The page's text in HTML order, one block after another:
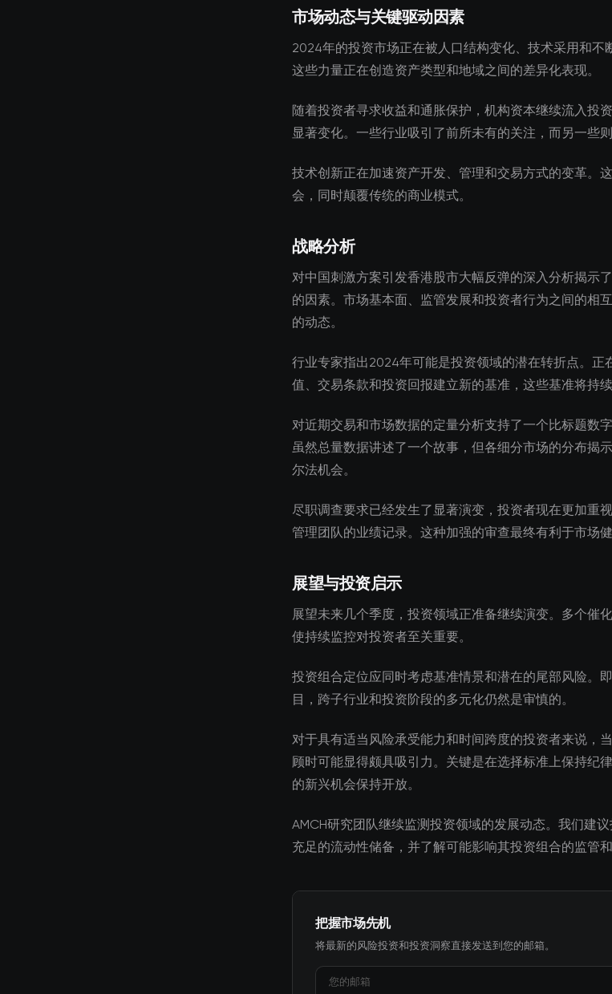
市场动态与关键驱动因素
2024年的投资市场正在被人口结构变化、技术采用和不
这些力量正在创造资产类型和地域之间的差异化表现。
随着投资者寻求收益和通胀保护，机构资本继续流入投
显著变化。一些行业吸引了前所未有的关注，而另一些
技术创新正在加速资产开发、管理和交易方式的变革。
会，同时颠覆传统的商业模式。
战略分析
对中国刺激方案引发香港股市大幅反弹的深入分析揭示
的因素。市场基本面、监管发展和投资者行为之间的相
的动态。
行业专家指出2024年可能是投资领域的潜在转折点。正
值、交易条款和投资回报建立新的基准，这些基准将持续
对近期交易和市场数据的定量分析支持了一个比标题数
虽然总量数据讲述了一个故事，但各细分市场的分布揭
尔法机会。
尽职调查要求已经发生了显著演变，投资者现在更加重
管理团队的业绩记录。这种加强的审查最终有利于市场健
展望与投资启示
展望未来几个季度，投资领域正准备继续演变。多个催
使持续监控对投资者至关重要。
投资组合定位应同时考虑基准情景和潜在的尾部风险。
目，跨子行业和投资阶段的多元化仍然是审慎的。
对于具有适当风险承受能力和时间跨度的投资者来说，
顾时可能显得颇具吸引力。关键是在选择标准上保持纪
的新兴机会保持开放。
AMCH研究团队继续监测投资领域的发展动态。我们建
充足的流动性储备，并了解可能影响其投资组合的监管和
把握市场先机
将最新的风险投资和投资洞察直接发送到您的邮箱。